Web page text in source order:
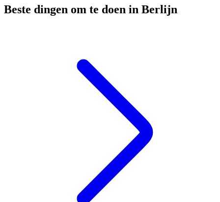
Beste dingen om te doen in Berlijn